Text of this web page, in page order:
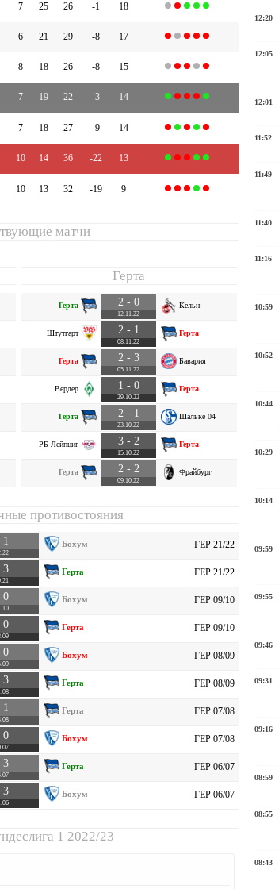
7 25 26 -1 18
6 21 29 -8 17
8 18 26 -8 15
7 19 22 -3 14
7 18 27 -9 14
10 14 36 -22 13
10 13 32 -19 9
матчи
Герта
Герта 2 - 0
12.11.22
Кельн
Штутгарт 2 - 1
08.11.22
Герта
Герта 2 - 3
05.11.22
Бавария
Вердер 1 - 0
29.10.22
Герта
Герта 2 - 1
23.10.22
Шальке 04
РБ Лейпциг 3 - 2
15.10.22
Герта
Герта 2 - 2
09.10.22
Фрайбург
противостояния
1 Бохум ГЕР 21/22
3 Герта ГЕР 21/22
0 Бохум ГЕР 09/10
0 Герта ГЕР 09/10
0 Бохум ГЕР 08/09
3 Герта ГЕР 08/09
1 Герта ГЕР 07/08
0 Бохум ГЕР 07/08
3 Герта ГЕР 06/07
3 Бохум ГЕР 06/07
1 2022/23
12:20
12:05
12:01
11:52
11:49
11:40
11:16
10:59
10:52
10:44
10:29
10:14
09:59
09:55
09:46
09:31
09:16
08:59
08:55
08:43